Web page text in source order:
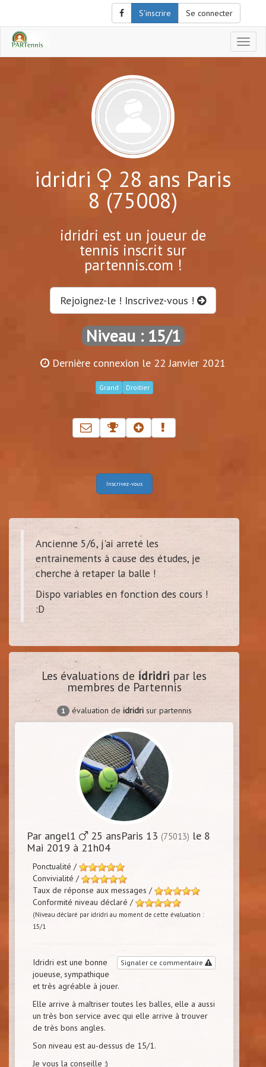
S'inscrire Se connecter
le
idridri 28 ans Paris
8 (75008)
idridri est un joueur de
tennis inscrit sur
partennis.com !
Rejoignez-le ! Inscrivez-vous !
Niveau : 15/1
Dernière connexion le 22 Janvier 2021
Grand Droitier
Inscrivez-vous
Ancienne 5/6, j'ai arreté les
entrainements à cause des études, je
cherche à retaper la balle !
Dispo variables en fonction des cours !
:D
Les évaluations de idridri par les
membres de Partennis
1 évaluation de idridrisur partennis
Par angel1 25 ansParis 13 (75013) le 8
Mai 2019 à 21h04
Ponctualité /
Convivialité /
Taux de réponse aux messages /
Conformité niveau déclaré /
(Niveau déclaré par idridri au moment de cette évaluation :
15/1
Signaler ce commentaire
Idridri est une bonne
joueuse, sympathique
et très agréable à jouer.
Elle arrive à maîtriser toutes les balles, elle a aussi
un très bon service avec qui elle arrive à trouver
de très bons angles.
Son niveau est au-dessus de 15/1.
Je vous la conseille :)